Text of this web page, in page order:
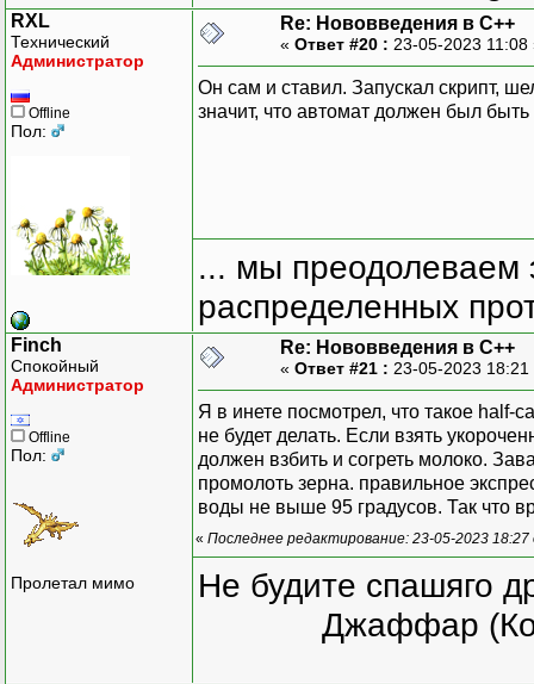
RXL
Технический
Администратор
Offline
Пол:
Re: Нововведения в С++
« Ответ #20 : 23-05-2023
Он сам и ставил. Запускал скрипт,
значит, что автомат должен был
... мы преодолеваем
распределенных
Finch
Спокойный
Администратор
Offline
Пол:
Пролетал мимо
Re: Нововведения в С++
« Ответ #21 : 23-05-2023
Я в инете посмотрел, что такое half-
не будет делать. Если взять
должен взбить и согреть молоко.
промолоть зерна. правильное
воды не выше 95 градусов. Так что
« Последнее редактирование: 23-05-2023
Не будите спашяго
Джаффар